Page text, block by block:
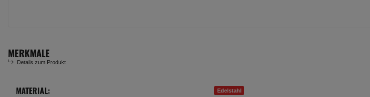
MERKMALE
Details zum Produkt
Produkteigenschaft
Wert
MATERIAL: Edelstahl